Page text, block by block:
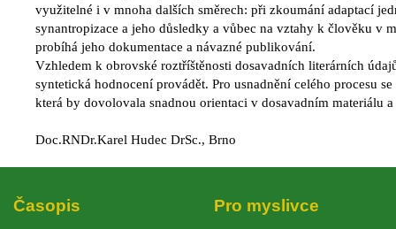
využitelné i v mnoha dalších směrech: při zkoumání adaptací
ynantropizace a jeho důsledky a vůbec na vztahy k člověku v
probíhá jeho dokumentace a návazné publikování.
Vzhledem k obrovské roztříštěnosti dosavadních literárních
yntetická hodnocení provádět. Pro usnadnění celého procesu
která by dovolovala snadnou orientaci v dosavadním materiálu
Doc.RNDr.Karel Hudec DrSc., Brno
Časopi Pro myslivce